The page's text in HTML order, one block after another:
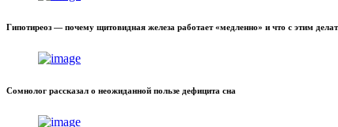
Гипотиреоз — почему щитовидная железа работает «медленно» и что с этим
Сомнолог рассказал о неожиданной пользе дефицита сна